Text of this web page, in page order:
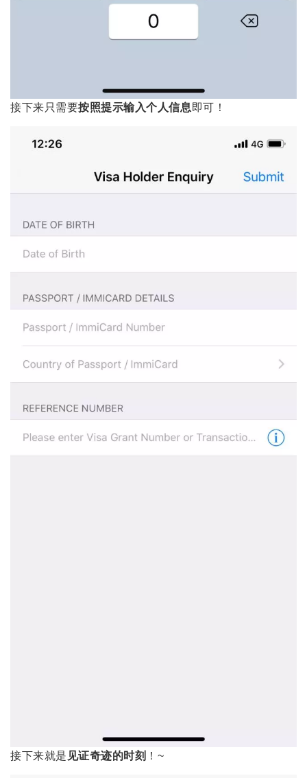
接下来只需要按照提示输入个人信息 即可！
接下来就是 见证奇迹的时刻 ！~